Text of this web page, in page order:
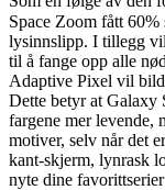
Space Zoom fått 60%
lysinnslipp. I tillegg
til å fange opp alle
Adaptive Pixel vil
Dette betyr at Galaxy
fargene mer levende,
motiver, selv når det
kant-skjerm, lynrask
nyte dine